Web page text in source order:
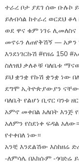
ተራረ ቦታ ያደገ ሰው ቡሉኮ
ይለብሳል ከተራረ ወርደህ ቆላ
ወደ ዋና ቁም ነገሩ
መኖሩን ለጠየቅሽኝ — አዎን
እንደነገርኩሽ #የዘሬ 150
ስለዝህ ቃለቶቹ ባለቤቱ
ይህ ቋንቋ የኩሽ ቋንቋ ነው
ደግሞ ኢትዮጵያውያን
ባለቤት የልሆነ ቢኖር ባንቱ
አምኖ መቀበል አለበት እንጅ
አለምን የስደነቀ ፍዳል
የተቀበለ ነው።
አንቺ እንደልሽው እስከዘሬ
-ለምሳሌ በአክሱም -ጎባድሬ